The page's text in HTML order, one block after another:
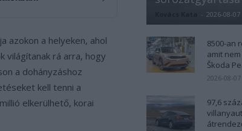
azokon a helyeken, ahol
világítanak rá arra, hogy
a dohányzáshoz
kell tenni a
elkerülhető, korai
- 2026-08-07
8500-an
amit
Škoda
2026-08-07
97,6